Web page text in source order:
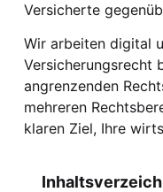
Versicherte
Wir arbeiten digital
Versicherungsrecht
angrenzenden
mehreren
klaren Ziel, Ihre